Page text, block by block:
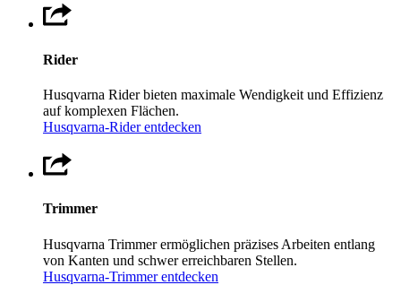
Rider
Husqvarna Rider bieten maximale Wendigkeit und Effizienz
auf komplexen Flächen.
Husqvarna-Rider entdecken
Trimmer
Husqvarna Trimmer ermöglichen präzises Arbeiten entlang
von Kanten und schwer erreichbaren Stellen.
Husqvarna-Trimmer entdecken